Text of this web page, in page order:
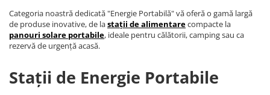
Categoria noastră dedicată "Energie Portabilă" vă oferă o gamă largă
de produse inovative, de lastații de alimentarecompacte la
panouri solare portabile, ideale pentru călătorii, camping sau ca
rezervă de urgență acasă.
Stații de Energie Portabile